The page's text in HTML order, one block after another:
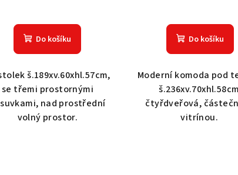
Do košíku
š.189xv.60xhl.57cm,
se třemi prostornými
nad prostřední
volný prostor.
Do košíku
Moderní komoda pod
čtyřdveřová,
vitrínou.